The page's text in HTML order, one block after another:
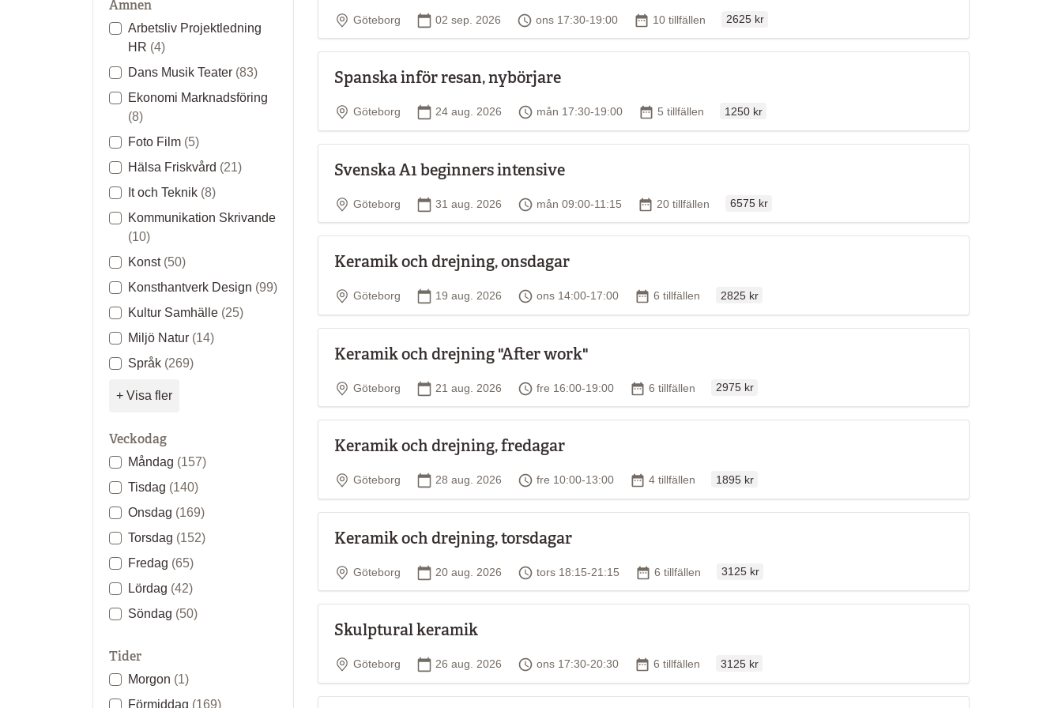
Ämnen
Arbetsliv Projektledning
HR (4)
Dans Musik Teater (83)
Ekonomi Marknadsföring
(8)
Foto Film (5)
Hälsa Friskvård (21)
It och Teknik (8)
Kommunikation Skrivande
(10)
Konst (50)
Konsthantverk Design (99)
Kultur Samhälle (25)
Miljö Natur (14)
Språk (269)
+ Visa fler
Veckodag
Måndag (157)
Tisdag (140)
Onsdag (169)
Torsdag (152)
Fredag (65)
Lördag (42)
Söndag (50)
Tider
Morgon (1)
Förmiddag (169)
Plats
Göteborg Startdatum
02 sep. 2026 Tid
ons 17:30-19:00 Antal tillfällen
10 tillfällen 2625 kr
Spanska inför resan, nybörjare
Plats
Göteborg Startdatum
24 aug. 2026 Tid
mån 17:30-19:00 Antal tillfällen
5 tillfällen 1250 kr
Svenska A1 beginners intensive
Plats
Göteborg Startdatum
31 aug. 2026 Tid
mån 09:00-11:15 Antal tillfällen
20 tillfällen 6575 kr
Keramik och drejning, onsdagar
Plats
Göteborg Startdatum
19 aug. 2026 Tid
ons 14:00-17:00 Antal tillfällen
6 tillfällen 2825 kr
Keramik och drejning "After work"
Plats
Göteborg Startdatum
21 aug. 2026 Tid
fre 16:00-19:00 Antal tillfällen
6 tillfällen 2975 kr
Keramik och drejning, fredagar
Plats
Göteborg Startdatum
28 aug. 2026 Tid
fre 10:00-13:00 Antal tillfällen
4 tillfällen 1895 kr
Keramik och drejning, torsdagar
Plats
Göteborg Startdatum
20 aug. 2026 Tid
tors 18:15-21:15 Antal tillfällen
6 tillfällen 3125 kr
Skulptural keramik
Plats
Göteborg Startdatum
26 aug. 2026 Tid
ons 17:30-20:30 Antal tillfällen
6 tillfällen 3125 kr